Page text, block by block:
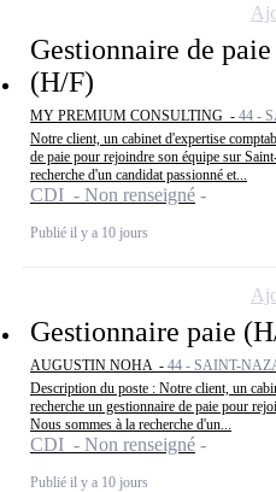
Gestionnaire de
(H/F)
MY PREMIUM CONSULTING - 44 -
Notre client, un cabinet d'expertise
de paie pour rejoindre son équipe sur
recherche d'un candidat passionné et...
CDI - Non renseigné
Publié il y a 10 jours
Gestionnaire paie
AUGUSTIN NOHA - 44 - SAINT-
Description du poste : Notre client, un
recherche un gestionnaire de paie pour
Nous sommes à la recherche d'un...
CDI - Non renseigné
Publié il y a 10 jours